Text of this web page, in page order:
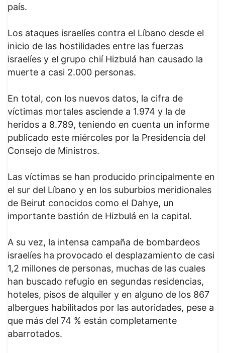
país.
Los ataques israelíes contra el Líbano desde el
inicio de las hostilidades entre las fuerzas
israelíes y el grupo chií Hizbulá han causado la
muerte a casi 2.000 personas.
En total, con los nuevos datos, la cifra de
víctimas mortales asciende a 1.974 y la de
heridos a 8.789, teniendo en cuenta un informe
publicado este miércoles por la Presidencia del
Consejo de Ministros.
Las víctimas se han producido principalmente en
el sur del Líbano y en los suburbios meridionales
de Beirut conocidos como el Dahye, un
importante bastión de Hizbulá en la capital.
A su vez, la intensa campaña de bombardeos
israelíes ha provocado el desplazamiento de casi
1,2 millones de personas, muchas de las cuales
han buscado refugio en segundas residencias,
hoteles, pisos de alquiler y en alguno de los 867
albergues habilitados por las autoridades, pese a
que más del 74 % están completamente
abarrotados.